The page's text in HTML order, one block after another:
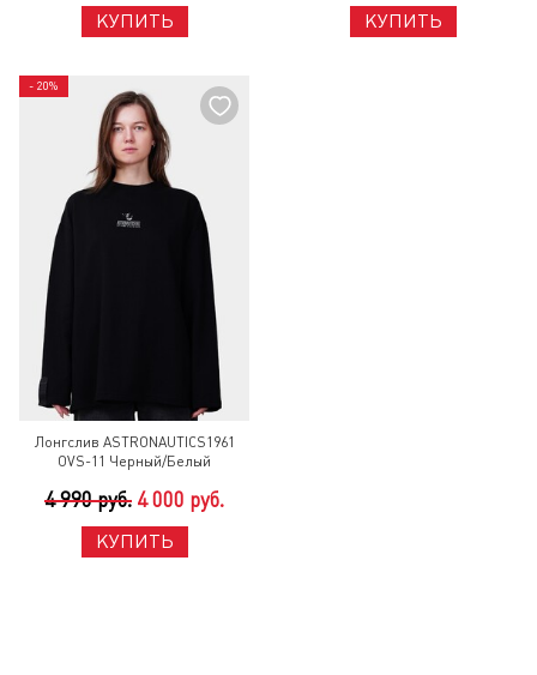
КУПИТЬ КУПИТЬ
- 20%
Лонгслив ASTRONAUTICS1961
OVS-11 Черный/Белый
4 990 руб. 4 000 руб.
КУПИТЬ